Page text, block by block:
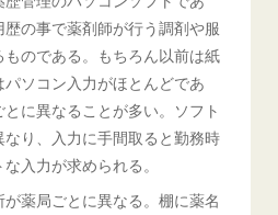
の事で薬剤師が行う調剤や服
のである。もちろん以前は紙
ソコン入力がほとんどであ
に異なることが多い。ソフト
り、入力に手間取ると勤務時
入力が求められる。
薬局ごとに異なる。棚に薬名